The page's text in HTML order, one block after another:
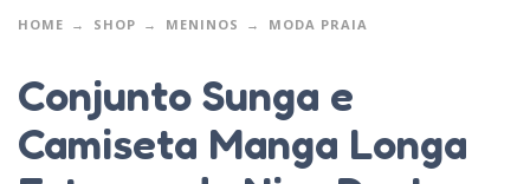
HOME SHOP MENINOS MODA PRAIA
Conjunto Sunga e
Camiseta Manga Longa